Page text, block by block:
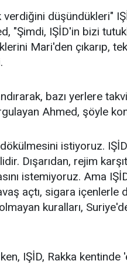
düşündükleri"
"Şimdi, IŞİD'in bizi
Mari'den çıkarıp,
bazı yerlere
Ahmed, şöyle
istiyoruz.
Dışarıdan, rejim
istemiyoruz. Ama
açtı, sigara içenlerle
kuralları,
IŞİD, Rakka kentinde